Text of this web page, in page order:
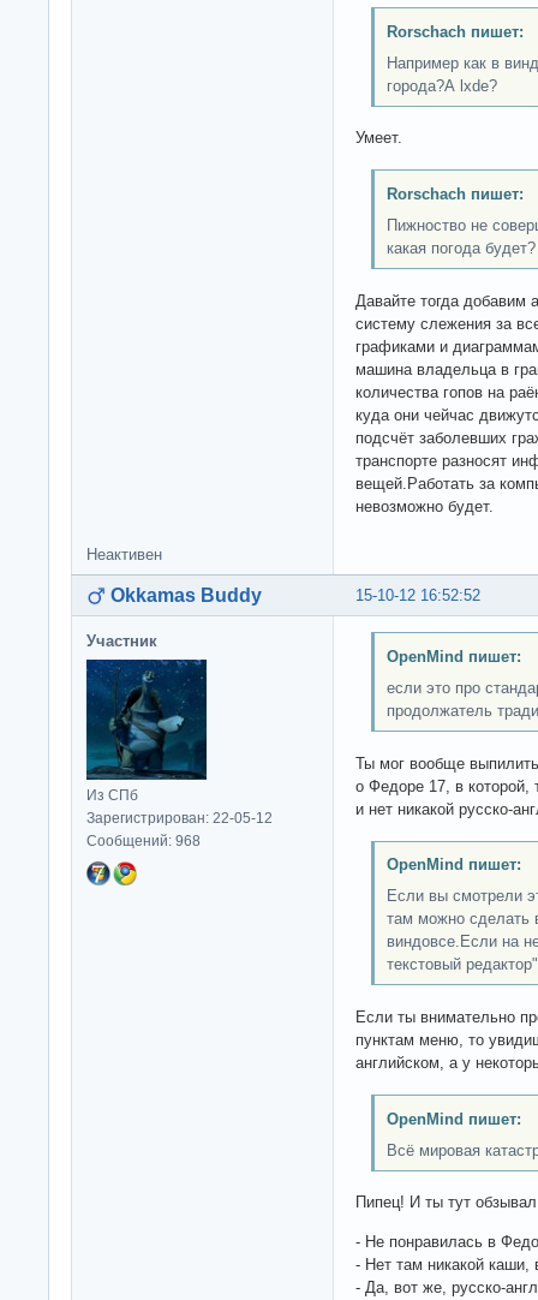
Rorschach пишет:
Например как в
города?А lxde?
Умеет.
Rorschach пишет:
Пижноство не
какая погода
Давайте тогда добавим
систему слежения за
графиками и
машина владельца в
количества гопов на
куда они чейчас
подсчёт заболевших
транспорте разносят
вещей.Работать за
невозможно будет.
Неактивен
15-10-12 16:52:52
Okkamas Buddy
Участник
Из СПб
Зарегистрирован: 22-05-12
Сообщений: 968
OpenMind пишет:
если это про
продолжатель
Ты мог вообще
о Федоре 17, в которой,
и нет никакой русско-
OpenMind пишет:
Если вы смотрели
там можно сделать
виндовсе.Если на
текстовый редактор"
Если ты внимательно
пунктам меню, то
английском, а у
OpenMind пишет:
Всё мировая
Пипец! И ты тут
- Не понравилась в
- Нет там никакой каши,
- Да, вот же, русско-